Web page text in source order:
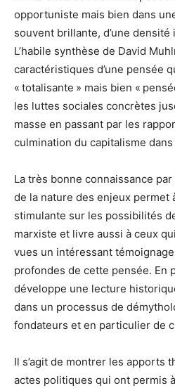
opportuniste mais bien dans
souvent brillante, d’une
L’habile synthèse de David
caractéristiques d’une pensée
« totalisante » mais bien «
les luttes sociales concrètes
masse en passant par les
culmination du capitalisme
La très bonne connaissance
de la nature des enjeux permet
stimulante sur les possibilités
marxiste et livre aussi à ceux
vues un intéressant
profondes de cette pensée. En
développe une lecture
dans un processus de
fondateurs et en particulier de
Il s’agit de montrer les apports
actes politiques qui ont permis